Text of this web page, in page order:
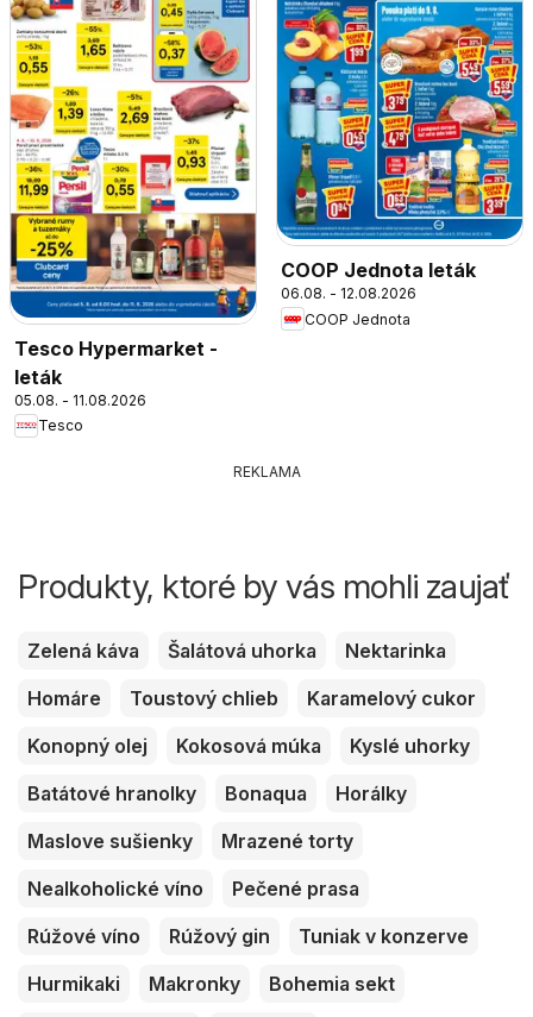
Tesco Hypermarket -
leták
05.08. - 11.08.2026
Tesco
COOP Jednota leták
06.08. - 12.08.2026
COOP Jednota
REKLAMA
Produkty, ktoré by vás mohli zaujať
Zelená káva Šalátová uhorka
Nektarinka
Homáre
Toustový chlieb
Karamelový cukor
Konopný olej
Kokosová múka
Kyslé uhorky
Batátové hranolky
Bonaqua
Horálky
Maslove sušienky
Mrazené torty
Nealkoholické víno
Pečené prasa
Rúžové víno
Rúžový gin
Tuniak v konzerve
Hurmikaki
Makronky
Bohemia sekt